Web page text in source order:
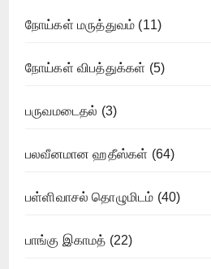
நோய்கள் மருத்துவம் (11)
நோய்கள் விபத்துக்கள் (5)
பருவமடைதல் (3)
பலவீனமான ஹதீஸ்கள் (64)
பள்ளிவாசல் தொழுமிடம் (40)
பாங்கு இகாமத் (22)